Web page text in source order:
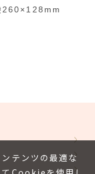
260×128mm
テンツの最適な